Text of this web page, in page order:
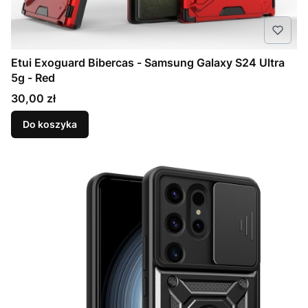
Etui Exoguard Bibercas - Samsung Galaxy S24 Ultra
5g - Red
Cena
30,00 zł
Do koszyka